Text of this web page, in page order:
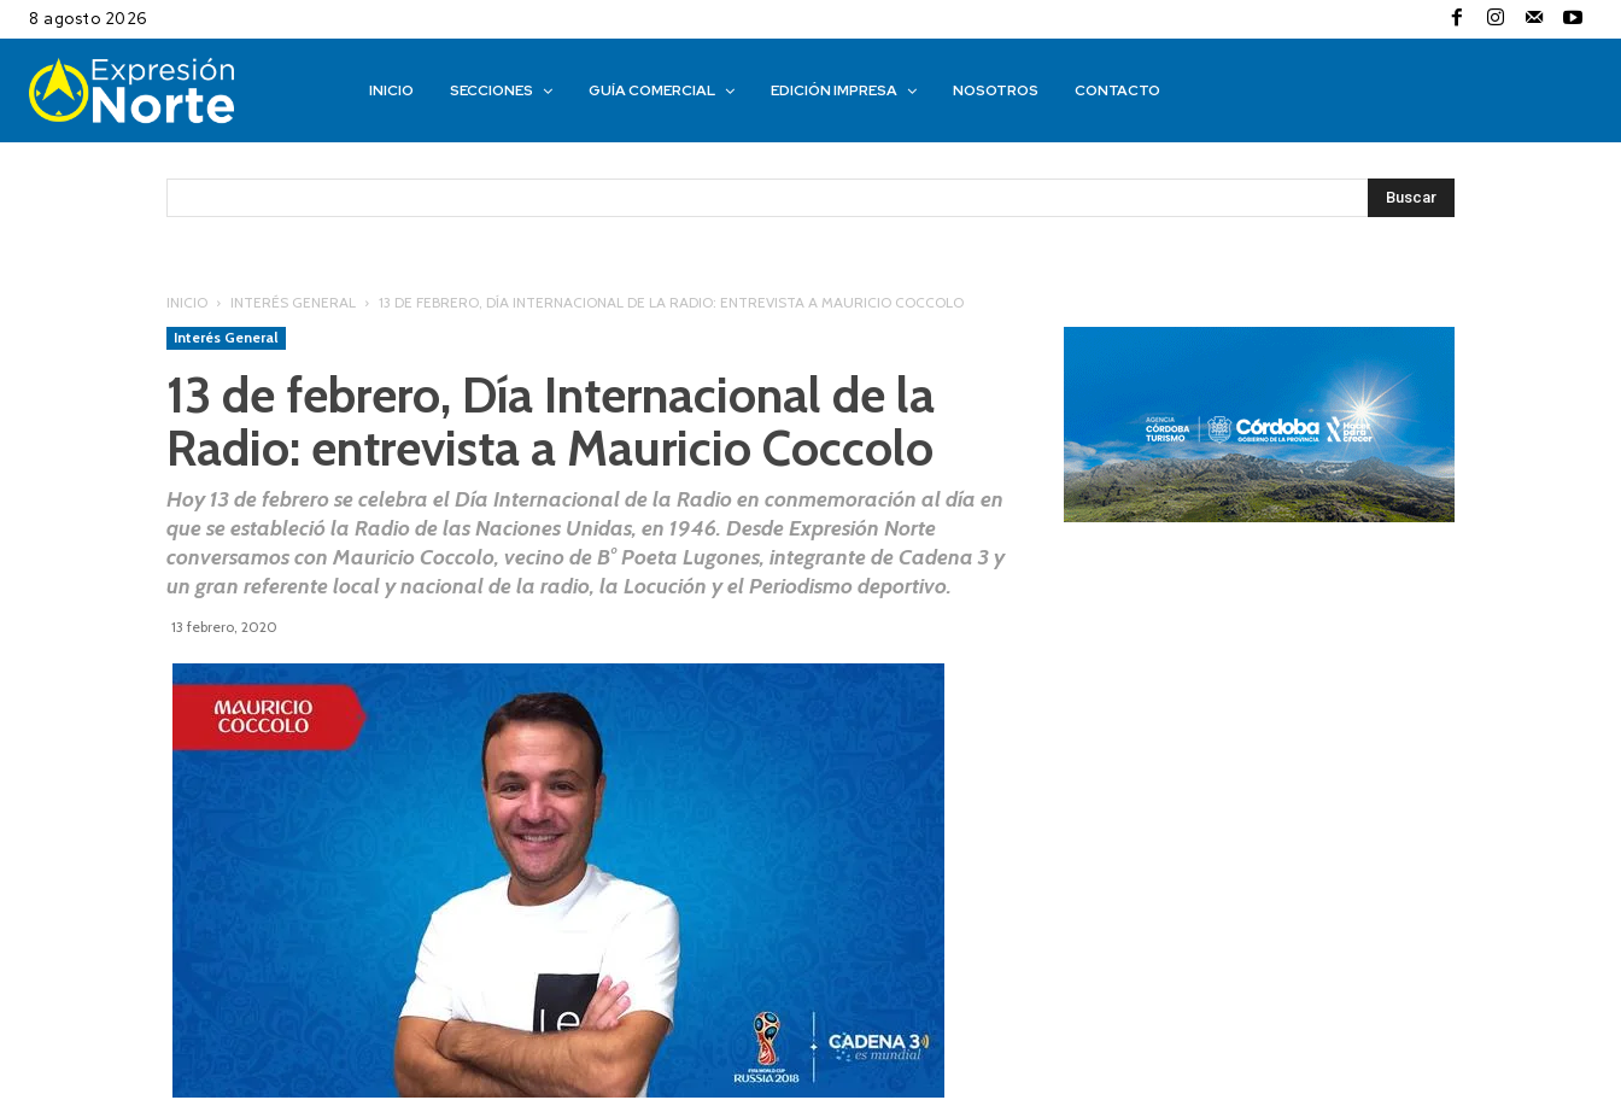
8 agosto 2026
INICIO SECCIONES GUÍA COMERCIAL EDICIÓN IMPRESA NOSOTROS CONTACTO
Buscar
INICIO INTERÉS GENERAL
13 DE FEBRERO, DÍA INTERNACIONAL DE LA RADIO: ENTREVISTA A MAURICIO COCCOLO
Interés General
13 de febrero, Día Internacional de la
Radio: entrevista a Mauricio Coccolo
Hoy 13 de febrero se celebra el Día Internacional de la Radio en conmemoración al día en
que se estableció la Radio de las Naciones Unidas, en 1946. Desde Expresión Norte
conversamos con Mauricio Coccolo, vecino de B° Poeta Lugones, integrante de Cadena 3 y
un gran referente local y nacional de la radio, la Locución y el Periodismo deportivo.
13 febrero, 2020